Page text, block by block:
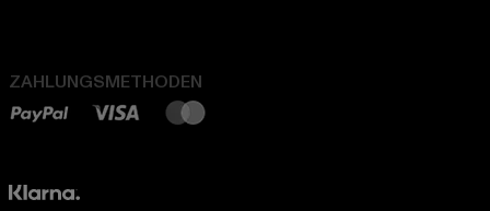
ZAHLUNGSMETHODEN